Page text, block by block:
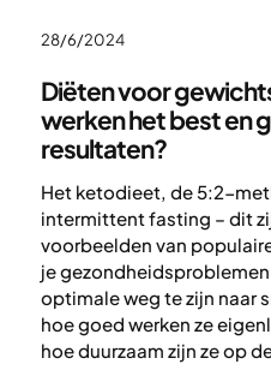
28/6/2024
Diëten voor
werken het best en
resultaten?
Het ketodieet, de 5:2-
intermittent fasting – dit
voorbeelden van
je
optimale weg te zijn naar
hoe goed werken ze
hoe duurzaam zijn ze op